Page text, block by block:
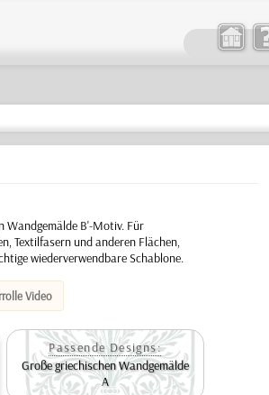
Wandgemälde B'-Motiv. Für
Textilfasern und anderen Flächen,
wiederverwendbare Schablone.
Video
Passende Designs:
Große griechischen Wandgemälde
A